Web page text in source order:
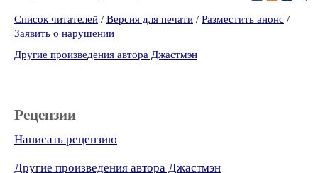
Список читателей / Версия для печати / Разместить анонс /
Заявить о нарушении
Другие произведения автора Джастмэн
Рецензии
Написать рецензию
Другие произведения автора Джастмэн